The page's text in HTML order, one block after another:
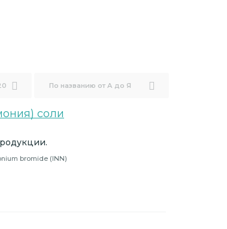
По названию от А до Я
соли
bromide (INN)